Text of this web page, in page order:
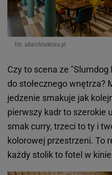
fot. a8architektura.pl
Czy to scena ze
do stołecznego wnętrza?
jedzenie smakuje jak
pierwszy kadr to szerokie
smak curry, trzeci to ty i
kolorowej przestrzeni. To
każdy stolik to fotel w